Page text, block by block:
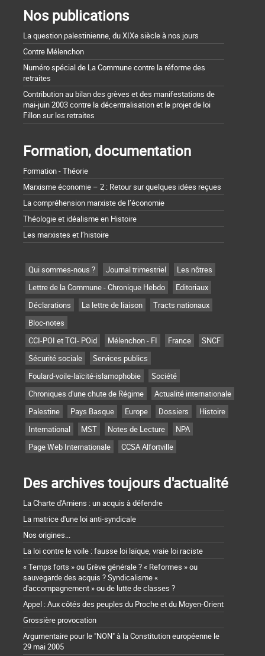
Nos publications
La question palestinienne, du XIXe siècle à nos jours
Contre Mélenchon
Numéro spécial de La Commune contre la réforme des
retraites
Contribution au bilan des grèves et des manifestations de
mai-juin 2003 contre la décentralisation et le projet de loi
Fillon sur les retraites
Formation, documentation
Formation - Théorie
Marxisme économie – 2 : Retour sur quelques idées reçues
La compréhension marxiste de l’économie
Théologie et idéalisme en Histoire
Les marxistes et l’histoire
Qui sommes-nous ? Journal trimestriel
Les nôtres
Lettre de la Commune - Chronique Hebdo
Editoriaux
Déclarations
La lettre de liaison
Tracts nationaux
Bloc-notes
CCI-POI et TCI- POid
Mélenchon - FI France
SNCF
Sécurité sociale
Services publics
Foulard-voile-laïcité-islamophobie
Société
Chroniques d'une chute de Régime
Actualité internationale
Palestine
Pays Basque Europe Dossiers
Histoire
International
MST Notes de Lecture
NPA
Page Web Internationale
CCSA Alfortville
Des archives toujours d'actualité
La Charte d'Amiens : un acquis à défendre
La matrice d'une loi anti-syndicale
Nos origines...
La loi contre le voile : fausse loi laïque, vraie loi raciste
« Temps forts » ou Grève générale ? « Reformes » ou
sauvegarde des acquis ? Syndicalisme «
d'accompagnement » ou de lutte de classes ?
Appel : Aux côtés des peuples du Proche et du Moyen-Orient
Grossière provocation
Argumentaire pour le "NON" à la Constitution européenne le
29 mai 2005